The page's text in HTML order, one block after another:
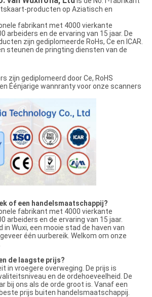
producten op Aziatisch en
fabrikant met 4000 vierkante
arbeiders en de ervaring van 15 jaar. De
zijn gediplomeerde RoHs, Ce en ICAR.
steunen de pringting diensten van de
zijn gediplomeerd door Ce, RoHS
Éénjarige wannranty voor onze scanners
of een handelsmaatschappij?
fabrikant met 4000 vierkante
arbeiders en de ervaring van 15 jaar.
in Wuxi, een mooie stad de haven van
één uurbereik. Welkom om onze
de laagste prijs?
in vroegere overweging. De prijs is
en de ordehoeveelheid. De
bij ons als de orde groot is. Vanaf een
prijs buiten handelsmaatschappij.